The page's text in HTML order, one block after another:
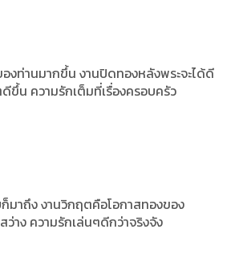
งท่านมากขึ้น งานปิดทองหลังพระจะได้ดี
ขึ้น ความรักเต็มที่เรื่องครอบครัว
มาถึง งานวิกฤตคือโอกาสทองของ
ว่าง ความรักเล่นๆดีกว่าจริงจัง